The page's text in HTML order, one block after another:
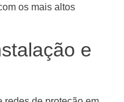
os mais altos
e